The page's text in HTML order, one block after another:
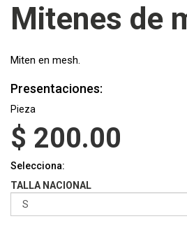
Mitenes de
Miten en mesh.
Presentaciones:
Pieza
$ 200.00
Selecciona:
TALLA NACIONAL